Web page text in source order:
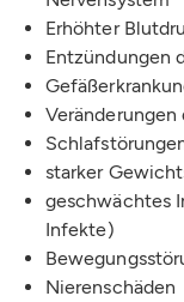
Erhöhter
Entzündungen
starker
geschwächtes
Infekte)
Nierenschäden